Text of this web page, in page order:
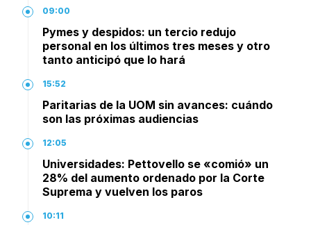
09:00
Pymes y despidos: un tercio redujo
personal en los últimos tres meses y otro
tanto anticipó que lo hará
15:52
Paritarias de la UOM sin avances: cuándo
son las próximas audiencias
12:05
Universidades: Pettovello se «comió» un
28% del aumento ordenado por la Corte
Suprema y vuelven los paros
10:11